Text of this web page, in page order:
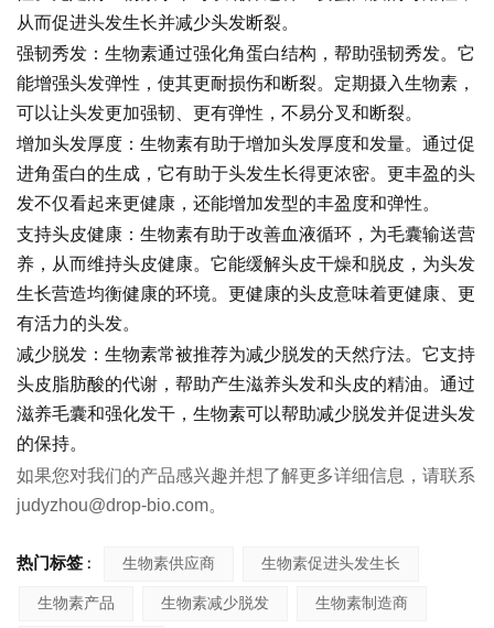
从而促进头发生长并减少头发断裂。
强韧秀发：生物素通过强化角蛋白结构，帮助强韧秀发。它
能增强头发弹性，使其更耐损伤和断裂。定期摄入生物素，
可以让头发更加强韧、更有弹性，不易分叉和断裂。
增加头发厚度：生物素有助于增加头发厚度和发量。通过促
进角蛋白的生成，它有助于头发生长得更浓密。更丰盈的头
发不仅看起来更健康，还能增加发型的丰盈度和弹性。
支持头皮健康：生物素有助于改善血液循环，为毛囊输送营
养，从而维持头皮健康。它能缓解头皮干燥和脱皮，为头发
生长营造均衡健康的环境。更健康的头皮意味着更健康、更
有活力的头发。
减少脱发：生物素常被推荐为减少脱发的天然疗法。它支持
头皮脂肪酸的代谢，帮助产生滋养头发和头皮的精油。通过
滋养毛囊和强化发干，生物素可以帮助减少脱发并促进头发
的保持。
如果您对我们的产品感兴趣并想了解更多详细信息，请联系
judyzhou@drop-bio.com。
热门标签 : 生物素供应商
生物素促进头发生长
生物素产品
生物素减少脱发
生物素制造商